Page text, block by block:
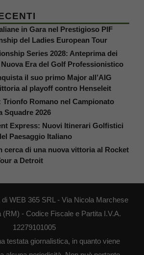
in Gara nel Prestigioso PIF
del Ladies European Tour
Series 2028: Anteprima dei
Era del Golf Professionistico
il suo primo Major all’AIG
al playoff contro Henseleit
Romano nel Campionato
Squadre 2026
Express: Nuovi Itinerari Golfistici
Paesaggio Italiano
cerca di una nuova vittoria al Rocket
a Detroit
di WEB 365 SRL - Via Nicola Marchese
(RM) - Codice Fiscale e Partita I.V.A.
12279101005
testata giornalistica, in quanto viene